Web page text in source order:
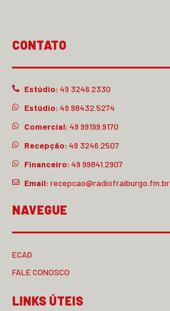
CONTATO
Estúdio: 49 3246.2330
Estúdio: 49 98432.5274
Comercial: 49 99199.9170
Recepção: 49 3246.2507
Financeiro: 49 99841.2907
Email: recepcao@radiofraiburgo.fm.br
NAVEGUE
ECAD
FALE CONOSCO
LINKS ÚTEIS